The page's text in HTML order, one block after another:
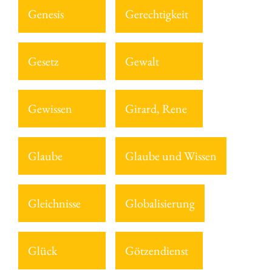
Genesis Gerechtigkeit
Gesetz Gewalt
Gewissen Girard, Rene
Glaube Glaube und Wissen
Gleichnisse Globalisierung
Glück Götzendienst